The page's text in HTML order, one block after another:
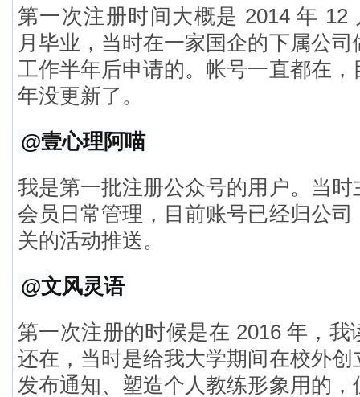
第一次注册时间大概是 2014 年 12
月毕业，当时在一家国企的下属公
工作半年后申请的。帐号一直都在
年没更新了。
@壹心理阿喵
我是第一批注册公众号的用户。当
会员日常管理，目前账号已经归公
关的活动推送。
@文风灵语
第一次注册的时候是在 2016 年，我
还在，当时是给我大学期间在校外
发布通知、塑造个人教练形象用的